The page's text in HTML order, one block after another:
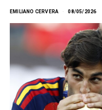
EMILIANO CERVERA 08/05/2026